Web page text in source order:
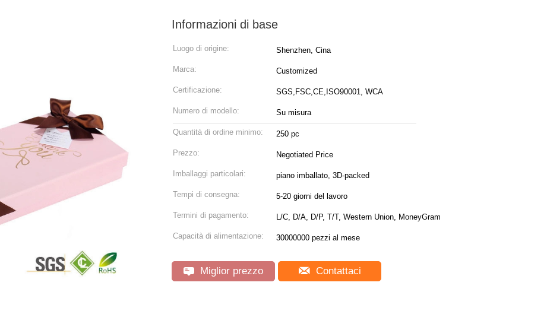
Informazioni di base
Luogo di origine: Shenzhen, Cina
Marca: Customized
Certificazione: SGS,FSC,CE,ISO90001, WCA
Numero di modello: Su misura
Quantità di ordine minimo: 250 pc
Prezzo: Negotiated Price
Imballaggi particolari: piano imballato, 3D-packed
Tempi di consegna: 5-20 giorni del lavoro
Termini di pagamento: L/C, D/A, D/P, T/T, Western Union, MoneyGram
Capacità di alimentazione: 30000000 pezzi al mese
Miglior prezzo Contattaci